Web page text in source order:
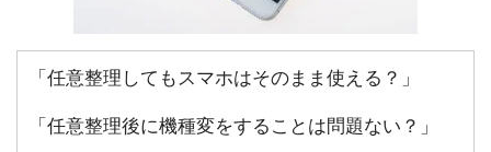
「任意整理してもスマホはそのまま使える？」
「任意整理後に機種変をすることは問題ない？」